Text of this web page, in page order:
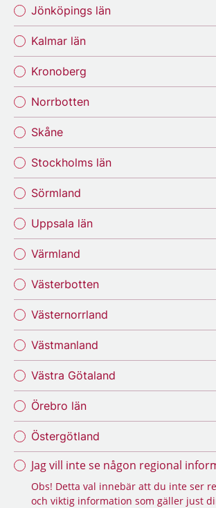
Jönköpings län
Kalmar län
Kronoberg
Norrbotten
Skåne
Stockholms län
Sörmland
Uppsala län
Värmland
Västerbotten
Västernorrland
Västmanland
Västra Götaland
Örebro län
Östergötland
Jag vill inte se någon regional
Obs! Detta val innebär att du inte ser
och viktig information som gäller just